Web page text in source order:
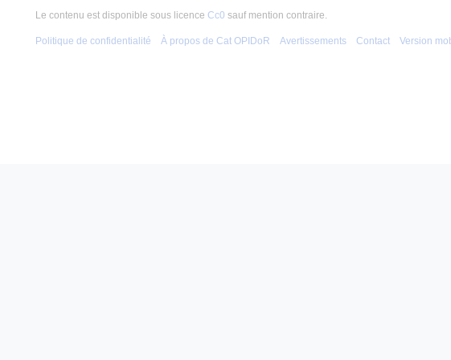
Le contenu est disponible sous licence Cc0 sauf mention contraire.
Politique de confidentialité À propos de Cat OPIDoR Avertissements Contact Version